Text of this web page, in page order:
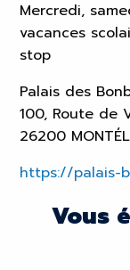
Mercredi,
vacances
stop
Palais des
100, Route de
26200
https://palais-
Vous